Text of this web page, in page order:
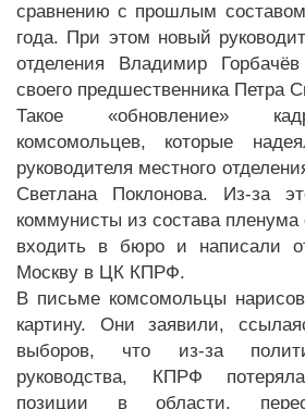
сравнению с прошлым
года. При этом новый
отделения Владимир
своего предшественника Петра
Такое «обновление»
комсомольцев, которые
руководителя местного
Светлана Поклонова. Из-за
коммунисты из состава пленума
входить в бюро и написали
Москву в ЦК КПРФ.
В письме комсомольцы
картину. Они заявили,
выборов, что из-за
руководства, КПРФ
позиции в области,